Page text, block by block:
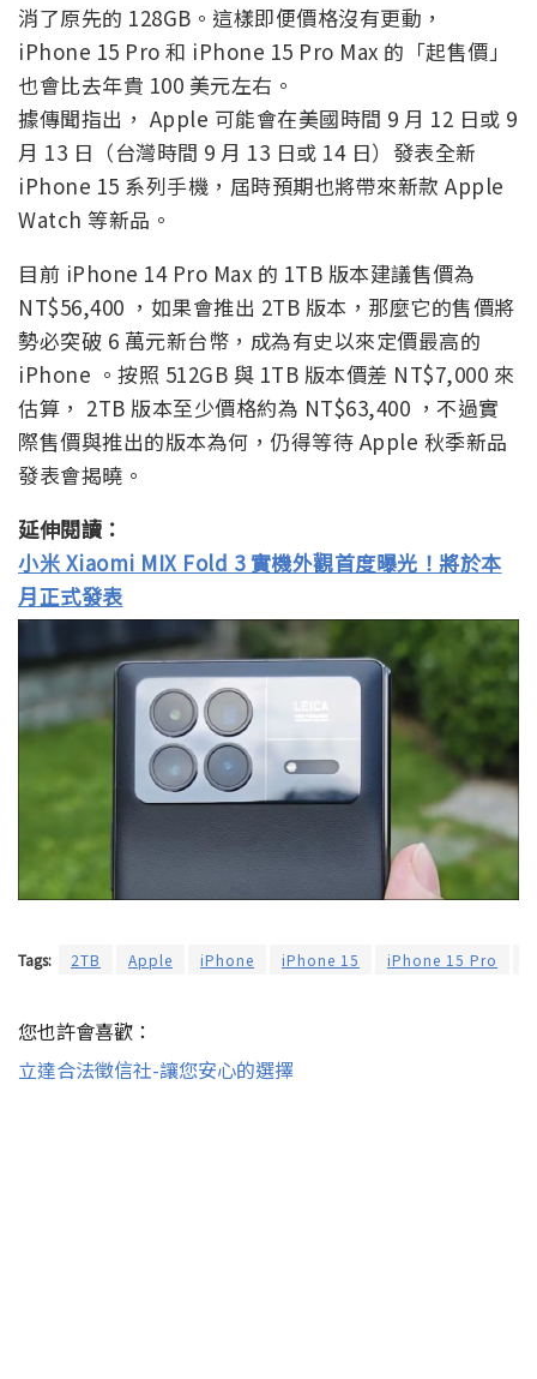
消了原先的 128GB。這樣即便價格沒有更動，
iPhone 15 Pro 和 iPhone 15 Pro Max 的「起售價」
也會比去年貴 100 美元左右。
據傳聞指出， Apple 可能會在美國時間 9 月 12 日或 9
月 13 日（台灣時間 9 月 13 日或 14 日）發表全新
iPhone 15 系列手機，屆時預期也將帶來新款 Apple
Watch 等新品。
目前 iPhone 14 Pro Max 的 1TB 版本建議售價為
NT$56,400 ，如果會推出 2TB 版本，那麼它的售價將
勢必突破 6 萬元新台幣，成為有史以來定價最高的
iPhone 。按照 512GB 與 1TB 版本價差 NT$7,000 來
估算， 2TB 版本至少價格約為 NT$63,400 ，不過實
際售價與推出的版本為何，仍得等待 Apple 秋季新品
發表會揭曉。
延伸閱讀：
小米 Xiaomi MIX Fold 3 實機外觀首度曝光！將於本
月正式發表
Tags: 2TB Apple iPhone iPhone 15 iPhone 15 Pro
您也許會喜歡：
立達合法徵信社-讓您安心的選擇